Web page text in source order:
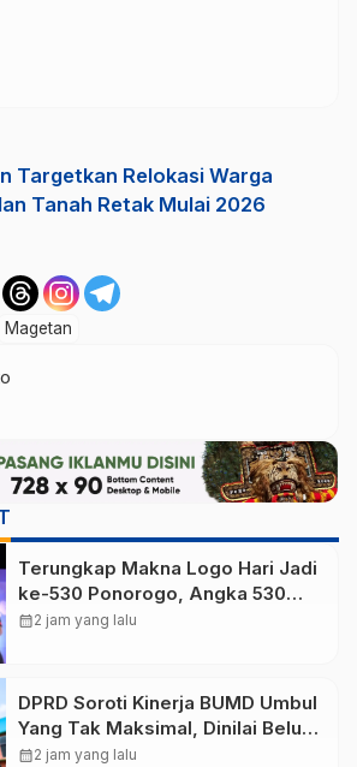
Targetkan Relokasi Warga
Tanah Retak Mulai 2026
Magetan
Terungkap Makna Logo Hari Jadi
ke-530 Ponorogo, Angka 530
Bertransformasi Jadi Sekar
calendar_month2 jam yang lalu
DPRD Soroti Kinerja BUMD Umbul
Yang Tak Maksimal, Dinilai Belum
Mampu Hasilkan PAD
calendar_month2 jam yang lalu